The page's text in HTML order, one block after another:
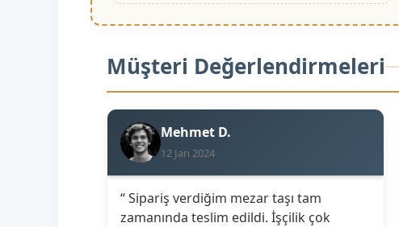
Müşteri Değerlendirmeleri
Mehmet D.
12 Jan 2024
“ Sipariş verdiğim mezar taşı tam
zamanında teslim edildi. İşçilik çok